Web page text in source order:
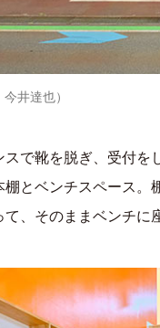
今井達也）
スで靴を脱ぎ、受付を
棚とベンチスペース。
て、そのままベンチに